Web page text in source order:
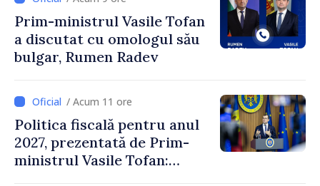
Prim-ministrul Vasile Tofan
a discutat cu omologul său
bulgar, Rumen Radev
/ Acum 11 ore
Politica fiscală pentru anul
2027, prezentată de Prim-
ministrul Vasile Tofan: